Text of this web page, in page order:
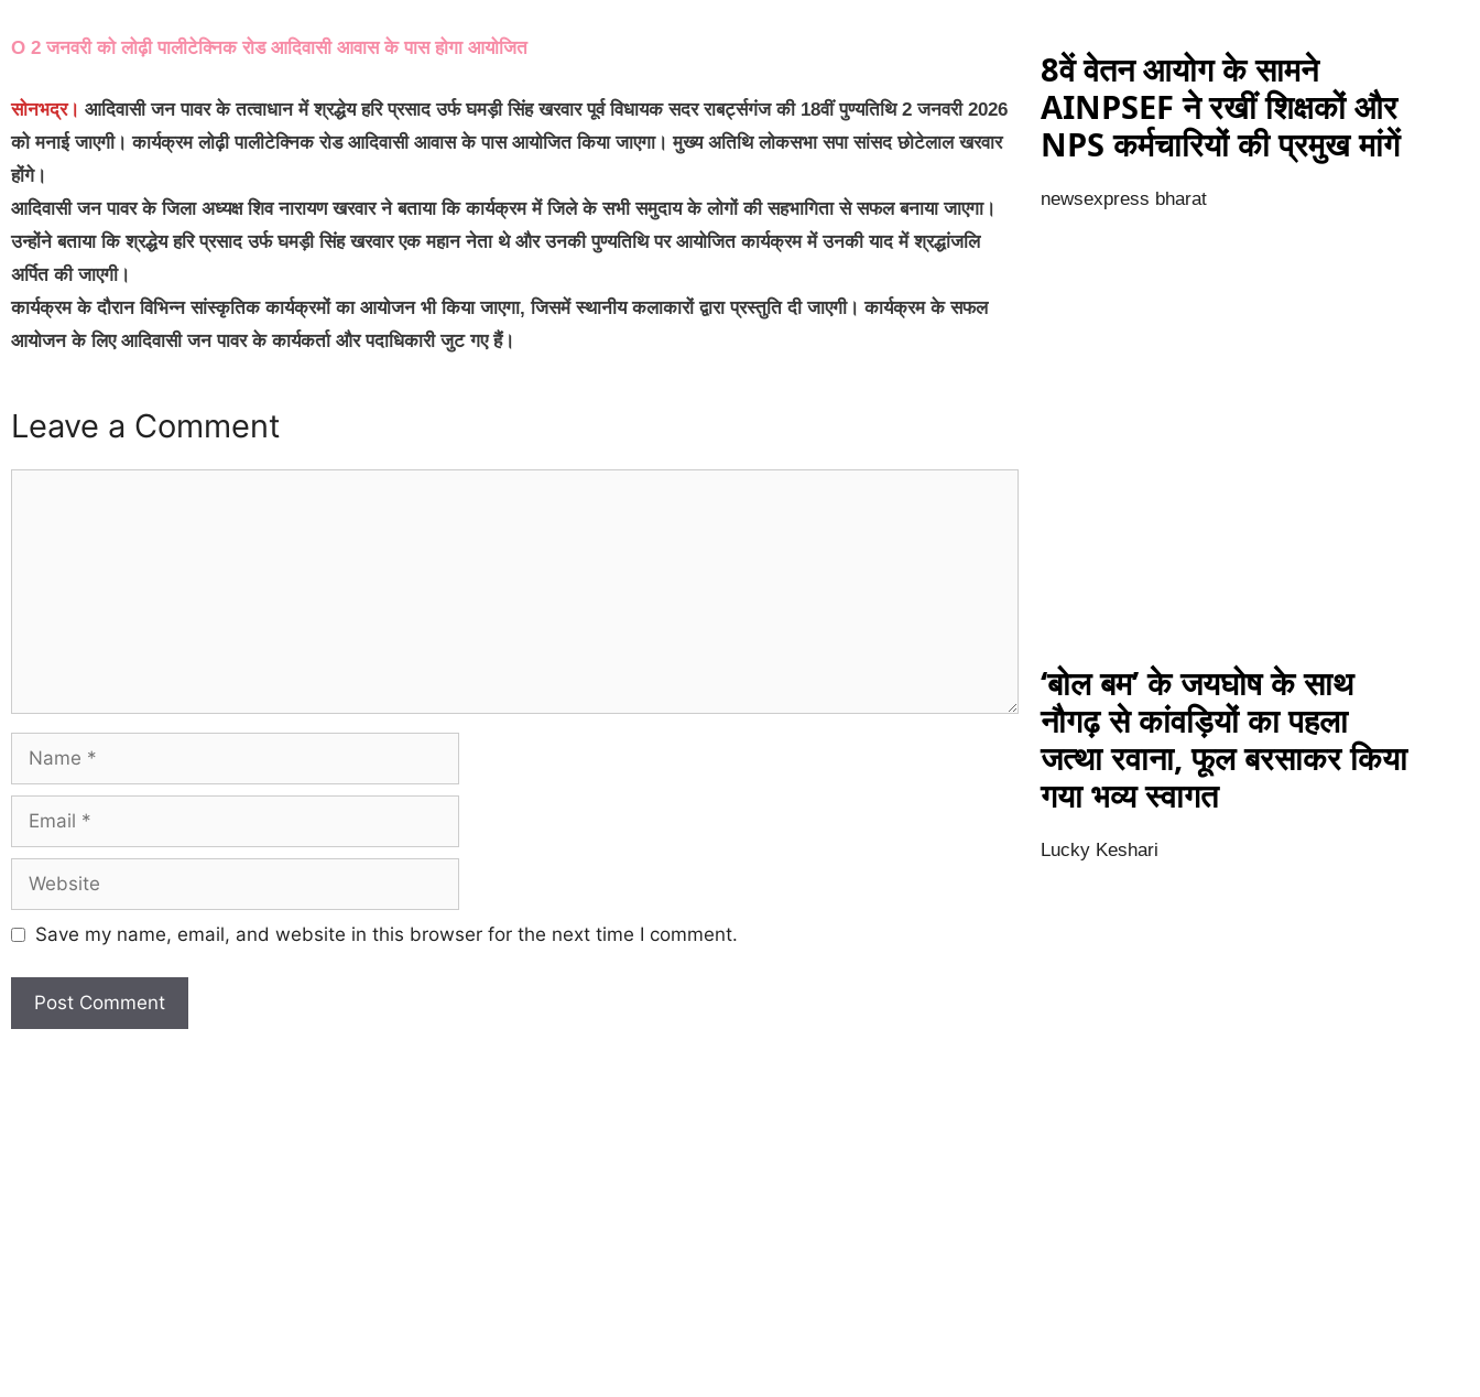
O 2 जनवरी को लोढ़ी पालीटेक्निक रोड आदिवासी आवास के पास होगा आयोजित
सोनभद्र। आदिवासी जन पावर के तत्वाधान में श्रद्धेय हरि प्रसाद उर्फ घमड़ी सिंह खरवार पूर्व विधायक सदर राबर्ट्सगंज की 18वीं पुण्यतिथि 2 जनवरी 2026
को मनाई जाएगी। कार्यक्रम लोढ़ी पालीटेक्निक रोड आदिवासी आवास के पास आयोजित किया जाएगा।मुख्य अतिथि लोकसभा सपा सांसद छोटेलाल खरवार
होंगे।
आदिवासी जन पावर के जिला अध्यक्ष शिव नारायण खरवार ने बताया कि कार्यक्रम में जिले के सभी समुदाय के लोगों की सहभागिता से सफल बनाया जाएगा।
उन्होंने बताया कि श्रद्धेय हरि प्रसाद उर्फ घमड़ी सिंह खरवार एक महान नेता थे और उनकी पुण्यतिथि पर आयोजित कार्यक्रम में उनकी याद में श्रद्धांजलि
अर्पित की जाएगी।
कार्यक्रम के दौरान विभिन्न सांस्कृतिक कार्यक्रमों का आयोजन भी किया जाएगा, जिसमें स्थानीय कलाकारों द्वारा प्रस्तुति दी जाएगी। कार्यक्रम के सफल
आयोजन के लिए आदिवासी जन पावर के कार्यकर्ता और पदाधिकारी जुट गए हैं।
Leave a Comment
Save my name, email, and website in this browser for the next time I comment.
8वें वेतन आयोग के सामने
AINPSEF ने रखीं शिक्षकों और
NPS कर्मचारियों की प्रमुख मांगें
newsexpress bharat
‘बोल बम’ के जयघोष के साथ
नौगढ़ से कांवड़ियों का पहला
जत्था रवाना, फूल बरसाकर किया
गया भव्य स्वागत
Lucky Keshari